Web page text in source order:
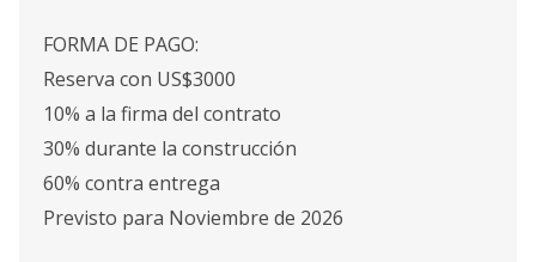
FORMA DE PAGO:
Reserva con US$3000
10% a la firma del contrato
30% durante la construcción
60% contra entrega
Previsto para Noviembre de 2026